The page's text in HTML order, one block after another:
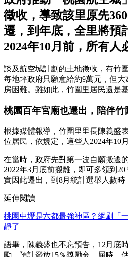
徵收，導致該里原先
遷，到年底，全里將預
2024年10月前，所有人
談及航空城計劃的土地徵收，有竹
每地坪政府只願意給約9萬元，但
房困難。雖如此，竹圍里居民還是
桃園百年宮廟也遷出，陪伴竹
根據媒體報導，竹圍里里長陳義盛
位居民，依規定，這些人2024年10
在當時，政府先對第一波自願搬遷
2022年3月底前搬離，即可多領到
實因此遷出，到8月統計選舉人數時
延伸閱讀
桃園中壢是六都最強神區？網刷「
靜了
語畢，陳義盛也不忘預告，12月底
勵，預計發放15％獎勵金，屆時，